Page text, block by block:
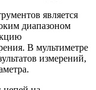
является
диапазоном
В мультиметре
измерений,